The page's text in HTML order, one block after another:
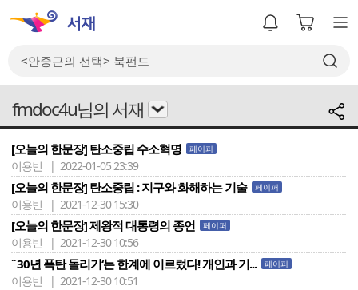
fmdoc4u님의 서재
[오늘의 한문장] 탄소중립 수소혁명 페이퍼
이용빈 | 2022-01-05 23:39
[오늘의 한문장] 탄소중립 : 지구와 화해하는 기술 페이퍼
이용빈 | 2021-12-30 15:30
[오늘의 한문장] 제왕적 대통령의 종언 페이퍼
이용빈 | 2021-12-30 10:56
˝30년 폭탄 돌리기‘는 한계에 이르렀다! 개인과 기... 페이퍼
이용빈 | 2021-12-30 10:51